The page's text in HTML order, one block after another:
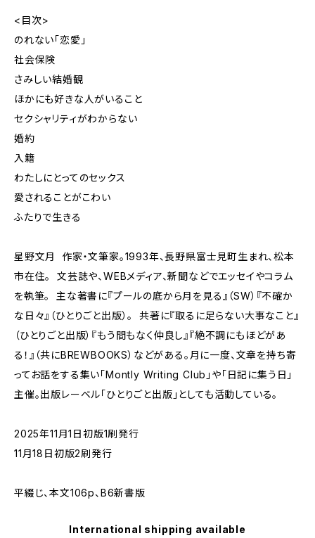
<目次>
のれない「恋愛」
社会保険
さみしい結婚観
ほかにも好きな人がいること
セクシャリティがわからない
婚約
入籍
わたしにとってのセックス
愛されることがこわい
ふたりで生きる
星野文月 作家・文筆家。1993年、長野県富士見町生まれ、松本
市在住。 文芸誌や、WEBメディア、新聞などでエッセイやコラム
を執筆。 主な著書に『プールの底から月を見る』（SW）『不確か
な日々』（ひとりごと出版）。 共著に『取るに足らない大事なこと』
（ひとりごと出版）『もう間もなく仲良し』『絶不調にもほどがあ
る！』（共にBREWBOOKS）などがある。月に一度、文章を持ち寄
ってお話をする集い「Montly Writing Club」や「日記に集う日」
主催。出版レーベル「ひとりごと出版」としても活動している。
2025年11月1日初版1刷発行
11月18日初版2刷発行
平綴じ、本文106p、B6新書版
International shipping available